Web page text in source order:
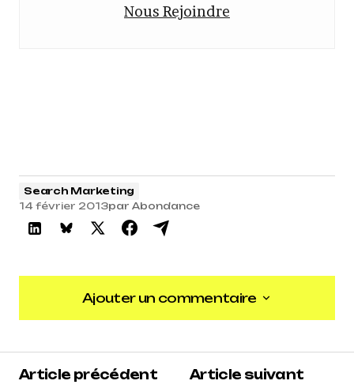
Nous Rejoindre
Search Marketing
14 février 2013par Abondance
Ajouter un commentaire
Ajouter un commentaire
Article précédent
Article suivant